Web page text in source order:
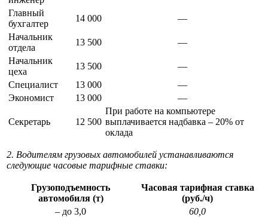
Главный
бухгалтер
14 000
—
Начальник
отдела
13 500
—
Начальник
цеха
13 500
—
Специалист
13 000
—
Экономист
13 000 —
Секретарь 12 500
При работе на компьютере
выплачивается надбавка – 20% от
оклада
2. Водителям грузовых автомобилей устанавливаются
следующие часовые тарифные ставки:
Грузоподъемность
автомобиля (т)
Часовая тарифная ставка
(руб./ч)
– до 3,0
60,0